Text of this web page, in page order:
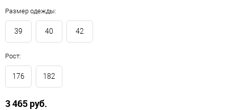
Размер одежды:
39 40 42
Рост:
176 182
3 465 руб.